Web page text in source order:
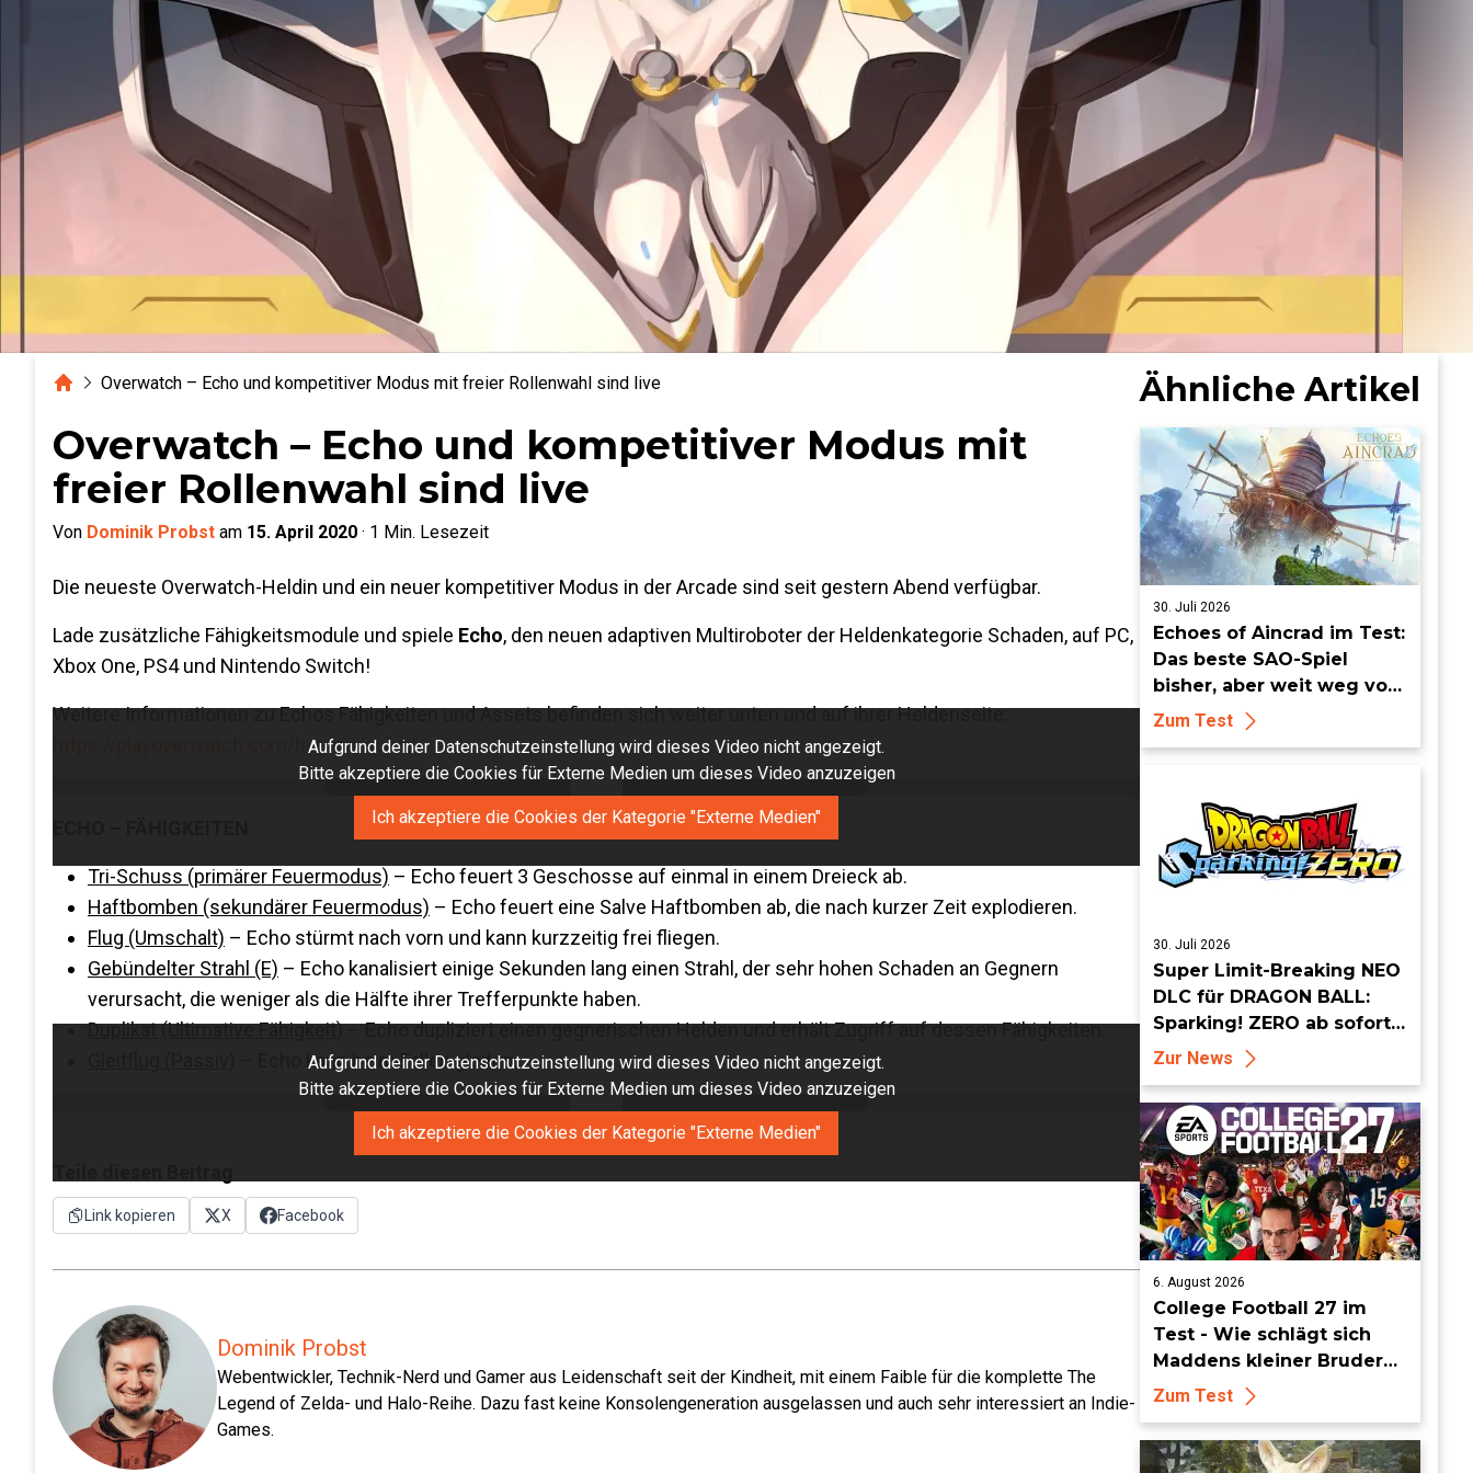
HomeOverwatch – Echo und kompetitiver Modus mit freier Rollenwahl sind live
Overwatch – Echo und kompetitiver Modus mit
freier Rollenwahl sind live
Von Dominik Probst am 15. April 2020 · 1 Min. Lesezeit
Die neueste Overwatch-Heldin und ein neuer kompetitiver Modus in der Arcade sind seit gestern Abend verfügbar.
Lade zusätzliche Fähigkeitsmodule und spiele Echo, den neuen adaptiven Multiroboter der Heldenkategorie Schaden, auf PC,
Xbox One, PS4 und Nintendo Switch!
Weitere Informationen zu Echos Fähigkeiten und Assets befinden sich weiter unten und auf ihrer Heldenseite:
https://playoverwatch.com/heroes/echo/.
Aufgrund deiner Datenschutzeinstellung wird dieses Video nicht angezeigt.
Bitte akzeptiere die Cookies für Externe Medien um dieses Video anzuzeigen
Ich akzeptiere die Cookies der Kategorie "Externe Medien"
Tri-Schuss (primärer Feuermodus) – Echo feuert 3 Geschosse auf einmal in einem Dreieck ab.
Haftbomben (sekundärer Feuermodus) – Echo feuert eine Salve Haftbomben ab, die nach kurzer Zeit explodieren.
Flug (Umschalt) – Echo stürmt nach vorn und kann kurzzeitig frei fliegen.
Gebündelter Strahl (E) – Echo kanalisiert einige Sekunden lang einen Strahl, der sehr hohen Schaden an Gegnern
verursacht, die weniger als die Hälfte ihrer Trefferpunkte haben.
Duplikat (Ultimative Fähigkeit)– Echo dupliziert einen gegnerischen Helden und erhält Zugriff auf dessen Fähigkeiten.
– Echo kann beim Fallen gleiten.
Aufgrund deiner Datenschutzeinstellung wird dieses Video nicht angezeigt.
Bitte akzeptiere die Cookies für Externe Medien um dieses Video anzuzeigen
Ich akzeptiere die Cookies der Kategorie "Externe Medien"
Link kopieren X Facebook
Dominik Probst
Webentwickler, Technik-Nerd und Gamer aus Leidenschaft seit der Kindheit, mit einem Faible für die komplette The
Legend of Zelda- und Halo-Reihe. Dazu fast keine Konsolengeneration ausgelassen und auch sehr interessiert an Indie-
Games.
Ähnliche Artikel
30. Juli 2026
Echoes of Aincrad im Test:
Das beste SAO-Spiel
bisher, aber weit weg vom
Meisterwerk
Zum Test
30. Juli 2026
Super Limit-Breaking NEO
DLC für DRAGON BALL:
Sparking! ZERO ab sofort
erhältlich
Zur News
6. August 2026
College Football 27 im
Test - Wie schlägt sich
Maddens kleiner Bruder
dieses Jahr?
Zum Test